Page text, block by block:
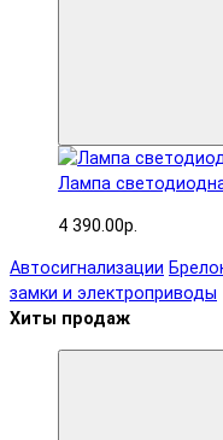
Лампа
4 390.00р.
Автосигнализации
замки и электроприводы
Хиты продаж